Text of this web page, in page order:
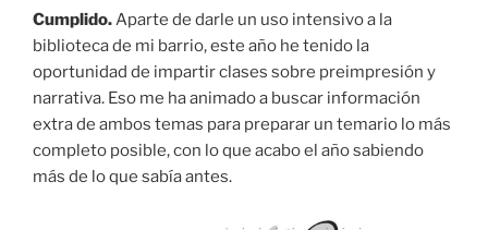
Cumplido.Aparte de darle un uso intensivo a la
biblioteca de mi barrio, este año he tenido la
oportunidad de impartir clases sobre preimpresión y
narrativa. Eso me ha animado a buscar información
extra de ambos temas para preparar un temario lo más
completo posible, con lo que acabo el año sabiendo
más de lo que sabía antes.